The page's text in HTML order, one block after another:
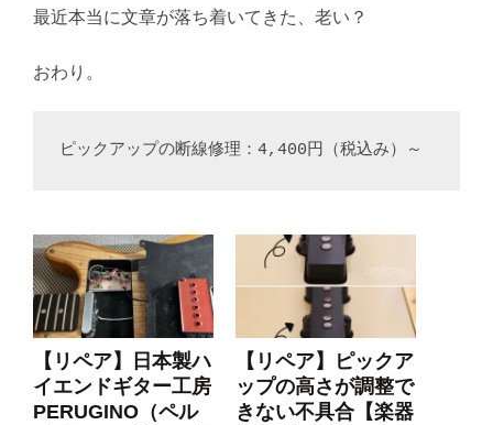
最近本当に文章が落ち着いてきた、老い？
おわり。
ピックアップの断線修理：4,400円（税込み）～
【リペア】日本製ハ
イエンドギター工房
PERUGINO（ペル
【リペア】ピックア
ップの高さが調整で
きない不具合【楽器